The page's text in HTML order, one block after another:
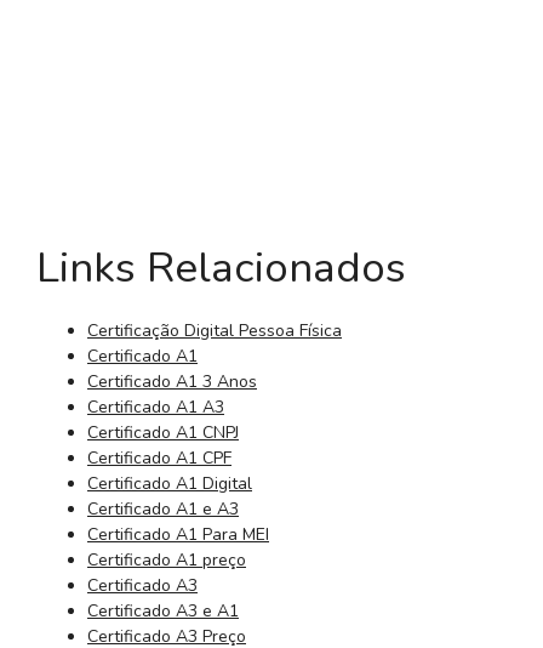
Links Relacionados
Certificação Digital Pessoa Física
Certificado A1
Certificado A1 3 Anos
Certificado A1 A3
Certificado A1 CNPJ
Certificado A1 CPF
Certificado A1 Digital
Certificado A1 e A3
Certificado A1 Para MEI
Certificado A1 preço
Certificado A3
Certificado A3 e A1
Certificado A3 Preço